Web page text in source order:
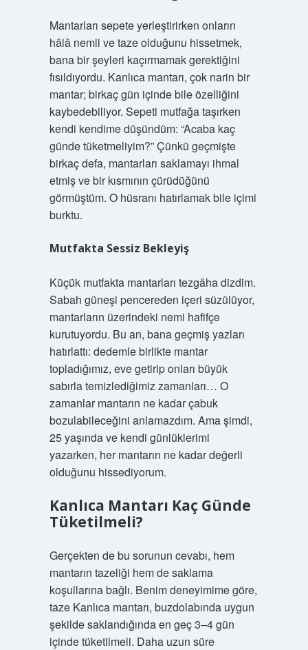
Mantarları sepete yerleştirirken onların
hâlâ nemli ve taze olduğunu hissetmek,
bana bir şeyleri kaçırmamak gerektiğini
fısıldıyordu. Kanlıca mantarı, çok narin bir
mantar; birkaç gün içinde bile özelliğini
kaybedebiliyor. Sepeti mutfağa taşırken
kendi kendime düşündüm: “Acaba kaç
günde tüketmeliyim?” Çünkü geçmişte
birkaç defa, mantarları saklamayı ihmal
etmiş ve bir kısmının çürüdüğünü
görmüştüm. O hüsranı hatırlamak bile içimi
burktu.
Mutfakta Sessiz Bekleyiş
Küçük mutfakta mantarları tezgâha dizdim.
Sabah güneşi pencereden içeri süzülüyor,
mantarların üzerindeki nemi hafifçe
kurutuyordu. Bu an, bana geçmiş yazları
hatırlattı: dedemle birlikte mantar
topladığımız, eve getirip onları büyük
sabırla temizlediğimiz zamanları… O
zamanlar mantarın ne kadar çabuk
bozulabileceğini anlamazdım. Ama şimdi,
25 yaşında ve kendi günlüklerimi
yazarken, her mantarın ne kadar değerli
olduğunu hissediyorum.
Kanlıca Mantarı Kaç Günde
Tüketilmeli?
Gerçekten de bu sorunun cevabı, hem
mantarın tazeliği hem de saklama
koşullarına bağlı. Benim deneyimime göre,
taze Kanlıca mantarı, buzdolabında uygun
şekilde saklandığında en geç 3–4 gün
içinde tüketilmeli. Daha uzun süre